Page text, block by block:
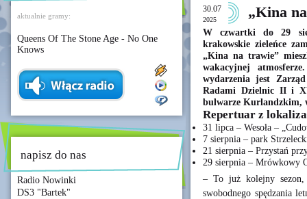
aktualnie gramy:
Queens Of The Stone Age - No One
Knows
napisz do nas
Radio Nowinki
DS3 "Bartek"
30.07
2025 „Kina
W czwartki do 29
krakowskie zieleńce
„Kina na trawie”
wakacyjnej
wydarzenia jest
Radami Dzielnic II i
bulwarze Kurlandzkim,
Repertuar z
31 lipca – Wesoła –
7 sierpnia – park
21 sierpnia – Przystań
29 sierpnia – Mrówkowy
– To już kolejny sezon,
swobodnego spędzania